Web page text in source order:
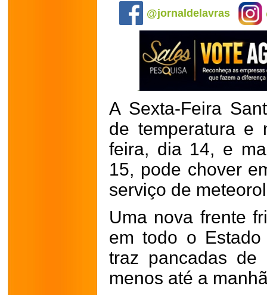
@jornaldelavras
A Sexta-Feira
de temperatura e
feira, dia 14, e
15, pode chover
serviço de
Uma nova frente
em todo o
traz pancadas de
menos até a